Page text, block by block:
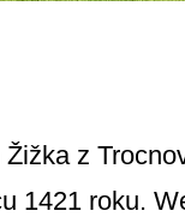
z
roku.